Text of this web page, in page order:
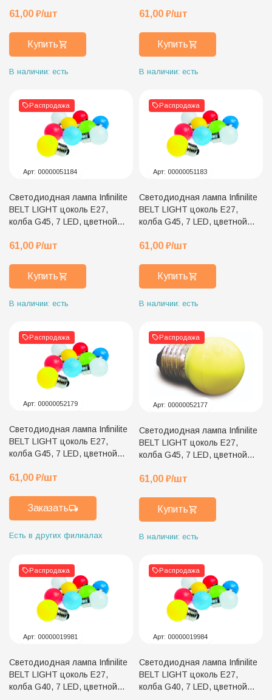
цвет свечения
61,00 ₽/шт
Купить
В наличии: есть
61,00 ₽/шт
Купить
В наличии: есть
Распродажа
Арт: 00000051184
Светодиодная лампа Infinilite
BELT LIGHT цоколь E27,
колба G45, 7 LED, цветной
61,00 ₽/шт
Купить
В наличии: есть
Распродажа
Арт: 00000051183
Светодиодная лампа Infinilite
BELT LIGHT цоколь E27,
колба G45, 7 LED, цветной
61,00 ₽/шт
Купить
В наличии: есть
Распродажа
Арт: 00000052179
Светодиодная лампа Infinilite
BELT LIGHT цоколь E27,
колба G45, 7 LED, цветной
61,00 ₽/шт
Заказать
Есть в других филиалах
Распродажа
Арт: 00000052177
Светодиодная лампа Infinilite
BELT LIGHT цоколь E27,
колба G45, 7 LED, цветной
61,00 ₽/шт
Купить
В наличии: есть
Распродажа
Арт: 00000019981
Светодиодная лампа Infinilite
BELT LIGHT цоколь E27,
колба G40, 7 LED, цветной
Распродажа
Арт: 00000019984
Светодиодная лампа Infinilite
BELT LIGHT цоколь E27,
колба G40, 7 LED, цветной